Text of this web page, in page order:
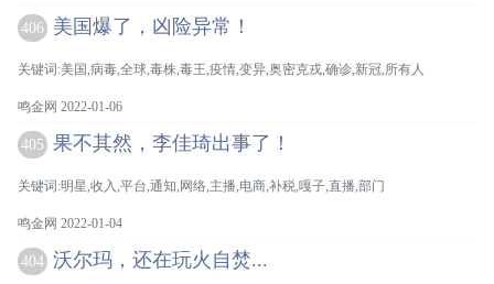
406 美国爆了，凶险异常！
关键词:美国,病毒,全球,毒株,毒王,疫情,变异,奥密克戎,确诊,新冠,所有人
鸣金网 2022-01-06
405 果不其然，李佳琦出事了！
关键词:明星,收入,平台,通知,网络,主播,电商,补税,嘎子,直播,部门
鸣金网 2022-01-04
404 沃尔玛，还在玩火自焚...